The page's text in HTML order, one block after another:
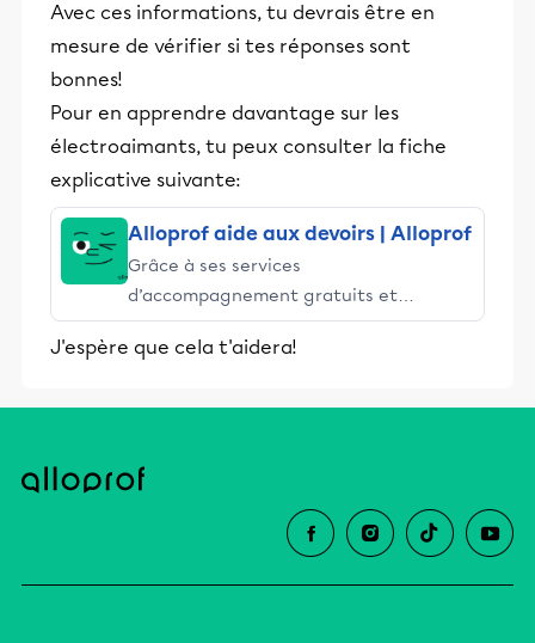
Avec ces informations, tu devrais être en
mesure de vérifier si tes réponses sont
bonnes!
Pour en apprendre davantage sur les
électroaimants, tu peux consulter la fiche
explicative suivante:
Alloprof aide aux devoirs | Alloprof
Grâce à ses services
d’accompagnement gratuits et
stimulants, Alloprof engage les élèves
et leurs parents dans la réussite
J'espère que cela t'aidera!